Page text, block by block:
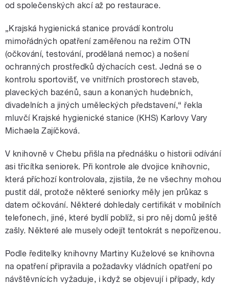
od společenských akcí až po restaurace.
„Krajská hygienická stanice provádí kontrolu
mimořádných opatření zaměřenou na režim OTN
(očkování, testování, prodělaná nemoc) a nošení
ochranných prostředků dýchacích cest. Jedná se o
kontrolu sportovišť, ve vnitřních prostorech staveb,
plaveckých bazénů, saun a konaných hudebních,
divadelních a jiných uměleckých představení,“ řekla
mluvčí Krajské hygienické stanice (KHS) Karlovy Vary
Michaela Zajíčková.
V knihovně v Chebu přišla na přednášku o historii odívání
asi třicítka seniorek. Při kontrole ale dvojice knihovnic,
která příchozí kontrolovala, zjistila, že ne všechny mohou
pustit dál, protože některé seniorky měly jen průkaz s
datem očkování. Některé dohledaly certifikát v mobilních
telefonech, jiné, které bydlí poblíž, si pro něj domů ještě
zašly. Některé ale musely odejít tentokrát s nepořízenou.
Podle ředitelky knihovny Martiny Kuželové se knihovna
na opatření připravila a požadavky vládních opatření po
návštěvnících vyžaduje, i když se objevují i případy, kdy